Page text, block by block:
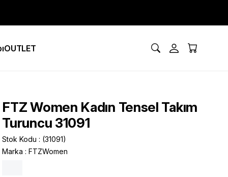
OUTLET
FTZ Women Kadın Tensel Takım
Turuncu 31091
Stok Kodu
(31091)
Marka : FTZWomen